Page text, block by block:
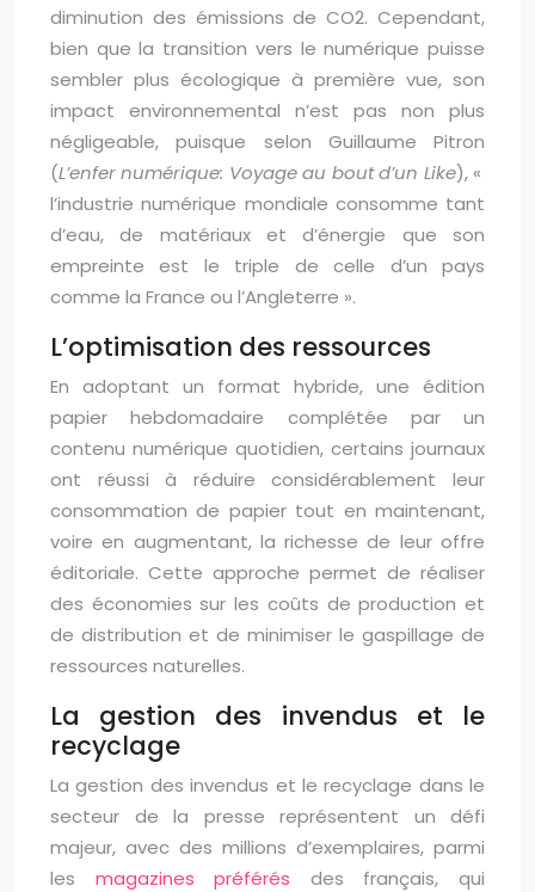
diminution des émissions de CO2. Cependant,
bien que la transition vers le numérique puisse
sembler plus écologique à première vue, son
impact environnemental n’est pas non plus
négligeable, puisque selon Guillaume Pitron
(L’enfer numérique: Voyage au bout d’un Like), «
l’industrie numérique mondiale consomme tant
d’eau, de matériaux et d’énergie que son
empreinte est le triple de celle d’un pays
comme la France ou l’Angleterre ».
L’optimisation des ressources
En adoptant un format hybride, une édition
papier hebdomadaire complétée par un
contenu numérique quotidien, certains journaux
ont réussi à réduire considérablement leur
consommation de papier tout en maintenant,
voire en augmentant, la richesse de leur offre
éditoriale. Cette approche permet de réaliser
des économies sur les coûts de production et
de distribution et de minimiser le gaspillage de
ressources naturelles.
La gestion des invendus et le
recyclage
La gestion des invendus et le recyclage dans le
secteur de la presse représentent un défi
majeur, avec des millions d’exemplaires, parmi
les magazines préférés des français, qui